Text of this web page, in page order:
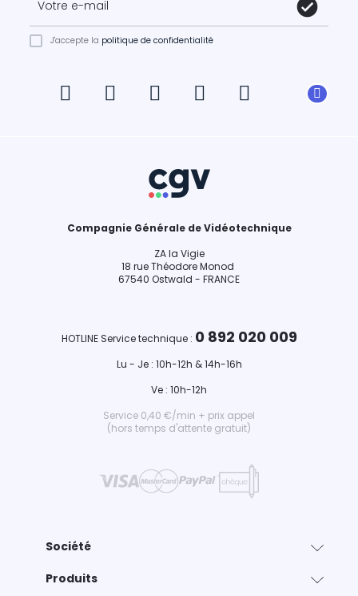
J'accepte la politique de confidentialité
Compagnie Générale de Vidéotechnique
ZA la Vigie
18 rue Théodore Monod
67540 Ostwald - FRANCE
HOTLINE Service technique : 0 892 020 009
Lu - Je : 10h-12h & 14h-16h
Ve : 10h-12h
Service 0,40 €/min + prix appel
(hors temps d'attente gratuit)
Société
Produits